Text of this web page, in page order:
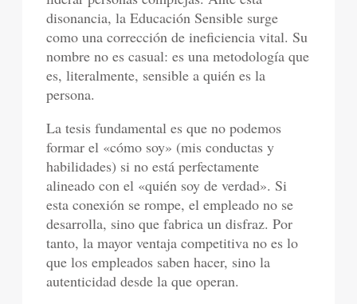
disonancia, la Educación Sensible surge
como una corrección de ineficiencia vital. Su
nombre no es casual: es una metodología que
es, literalmente, sensible a quién es la
persona.
La tesis fundamental es que no podemos
formar el «cómo soy» (mis conductas y
habilidades) si no está perfectamente
alineado con el «quién soy de verdad». Si
esta conexión se rompe, el empleado no se
desarrolla, sino que fabrica un disfraz. Por
tanto, la mayor ventaja competitiva no es lo
que los empleados saben hacer, sino la
autenticidad desde la que operan.